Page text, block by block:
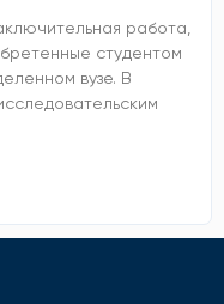
работа,
студентом
вузе. В